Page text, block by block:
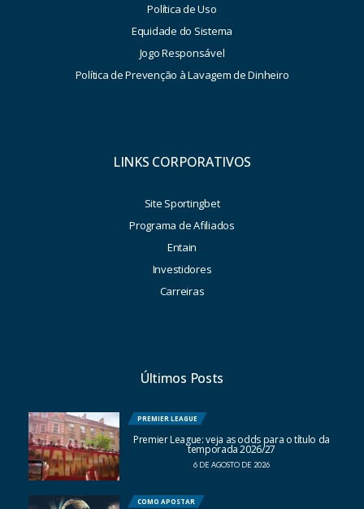
Política de Uso
Equidade do Sistema
Jogo Responsável
Política de Prevenção à Lavagem de Dinheiro
LINKS CORPORATIVOS
Site Sportingbet
Programa de Afiliados
Entain
Investidores
Carreiras
Últimos Posts
PREMIER LEAGUE
Premier League: veja as odds para o título da
temporada 2026/27
6 DE AGOSTO DE 2026
COMO APOSTAR